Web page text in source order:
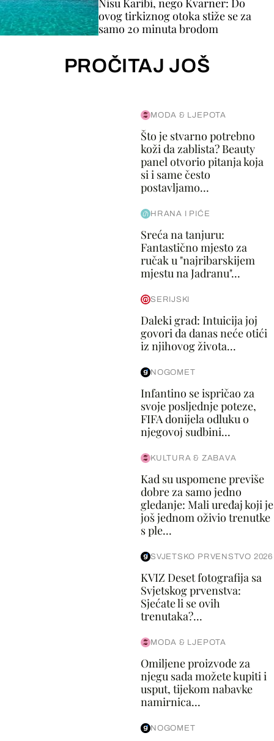
Nisu Karibi, nego Kvarner: Do
ovog tirkiznog otoka stiže se za
samo 20 minuta brodom
PROČITAJ JOŠ
MODA & LJEPOTA
Što je stvarno potrebno
koži da zablista? Beauty
panel otvorio pitanja koja
si i same često
postavljamo...
HRANA I PIĆE
Sreća na tanjuru:
Fantastično mjesto za
ručak u "najribarskijem
mjestu na Jadranu"...
SERIJSKI
Daleki grad: Intuicija joj
govori da danas neće otići
iz njihovog života...
NOGOMET
Infantino se ispričao za
svoje posljednje poteze,
FIFA donijela odluku o
njegovoj sudbini...
KULTURA & ZABAVA
Kad su uspomene previše
dobre za samo jedno
gledanje: Mali uređaj koji je
još jednom oživio trenutke
s ple...
SVJETSKO PRVENSTVO 2026
KVIZ Deset fotografija sa
Svjetskog prvenstva:
Sjećate li se ovih
trenutaka?...
MODA & LJEPOTA
Omiljene proizvode za
njegu sada možete kupiti i
usput, tijekom nabavke
namirnica...
NOGOMET